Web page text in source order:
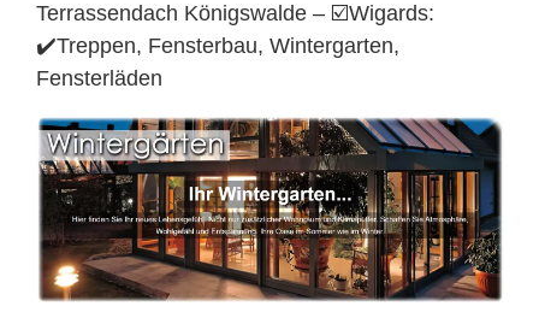
Terrassendach Königswalde – ☑️Wigards:
✔️Treppen, Fensterbau, Wintergarten,
Fensterläden